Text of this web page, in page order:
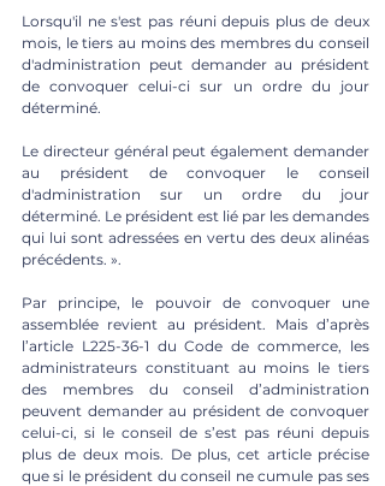
Lorsqu'il ne s'est pas réuni depuis plus de deux
mois, le tiers au moins des membres du conseil
d'administration peut demander au président
de convoquer celui-ci sur un ordre du jour
déterminé.
Le directeur général peut également demander
au président de convoquer le conseil
d'administration sur un ordre du jour
déterminé. Le président est lié par les demandes
qui lui sont adressées en vertu des deux alinéas
précédents. ».
Par principe, le pouvoir de convoquer une
assemblée revient au président. Mais d’après
l’article L225-36-1 du Code de commerce, les
administrateurs constituant au moins le tiers
des membres du conseil d’administration
peuvent demander au président de convoquer
celui-ci, si le conseil de s’est pas réuni depuis
plus de deux mois. De plus, cet article précise
que si le président du conseil ne cumule pas ses